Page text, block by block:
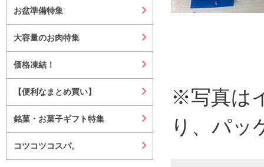
お盆準備特集
大容量のお肉特集
価格凍結！
【便利なまとめ買い】
銘菓・お菓子ギフト特集
コツコツコスパ。
※写真は
り、パッ